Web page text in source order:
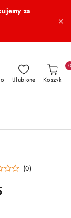
za
Ulubione Koszyk
0
(0)